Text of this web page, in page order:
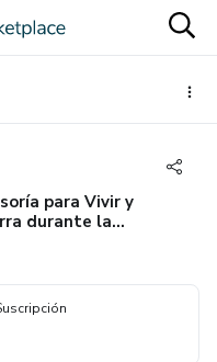
para Vivir y
durante la